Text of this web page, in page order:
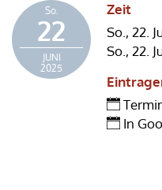
So.
22
JUNI
2025
Zeit
So., 22.
So., 22.
In